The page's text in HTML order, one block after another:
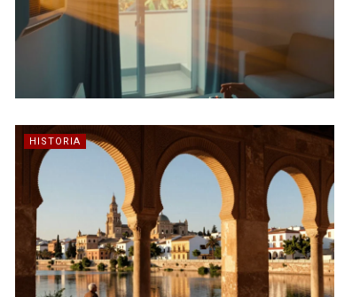
HISTORIA